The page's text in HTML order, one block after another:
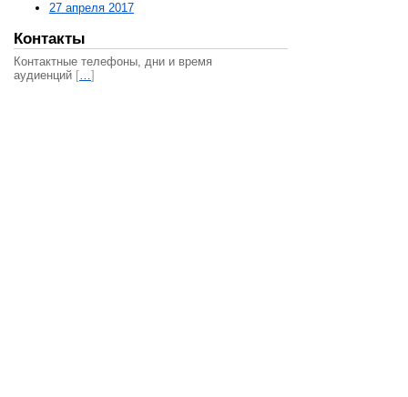
27 апреля 2017
Контакты
Контактные телефоны, дни и время
аудиенций […]